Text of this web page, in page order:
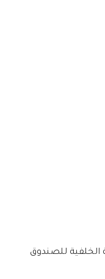
الخلفية للصندوق